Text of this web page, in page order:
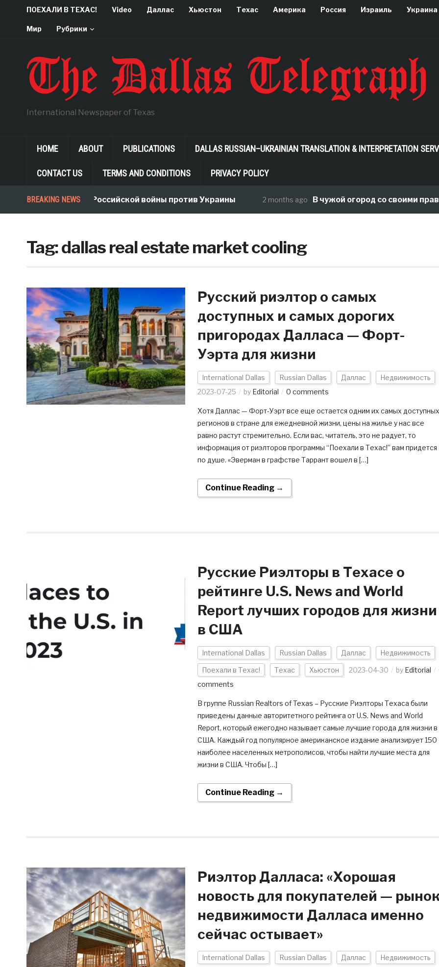
ПОЕХАЛИ В ТЕХАС! Video Даллас Хьюстон Техас Америка Россия Израиль Украина
Мир Рубрики
International Newspaper of Texas
HOME ABOUT PUBLICATIONS DALLAS RUSSIAN–UKRAINIAN TRANSLATION & INTERPRETATION
CONTACT US TERMS AND CONDITIONS PRIVACY POLICY
BREAKING NEWS
Неологизмы Российской войны против Украины 2 months ago В чужой огород со своими правилами,
Tag:dallas real estate market cooling
Русский риэлтор о самых
доступных и самых дорогих
пригородах Далласа — Форт-
Уэрта для жизни
International Dallas Russian Dallas Даллас
Недвижимость
2023-07-25
by Editorial 0 comments
Хотя Даллас — Форт-Уэрт все еще остается одним их самых доступных
регионов в стране для ежедневной жизни, цены на жилье у нас все
равно растут стремительно. Если вас, читатель, это не радует, то
информация от риэлторов программы “Поехали в Техас!” вам придется
по душе. «Эверман в графстве Таррант вошел в […]
Continue Reading →
Русские Риэлторы в Техасе о
рейтинге U.S. News and World
Report лучших городов для жизни
в США
International Dallas Russian Dallas Даллас Недвижимость
Поехали в Техас! Техас Хьюстон 2023-04-30 by Editorial
comments
В группе Russian Realtors of Texas – Русские Риэлторы Техаса были
приведены данные авторитетного рейтинга от U.S. News and World
Report, который ежегодно называет самые лучшие города для жизни в
США. Каждый год популярное американское издание анализирует 150
наиболее населенных метрополисов, чтобы найти лучшие места для
жизни в США. Чтобы […]
Continue Reading →
Риэлтор Далласа: «Хорошая
новость для покупателей —
недвижимости Далласа именно
сейчас остывает»
International Dallas Russian Dallas Даллас
Недвижимость